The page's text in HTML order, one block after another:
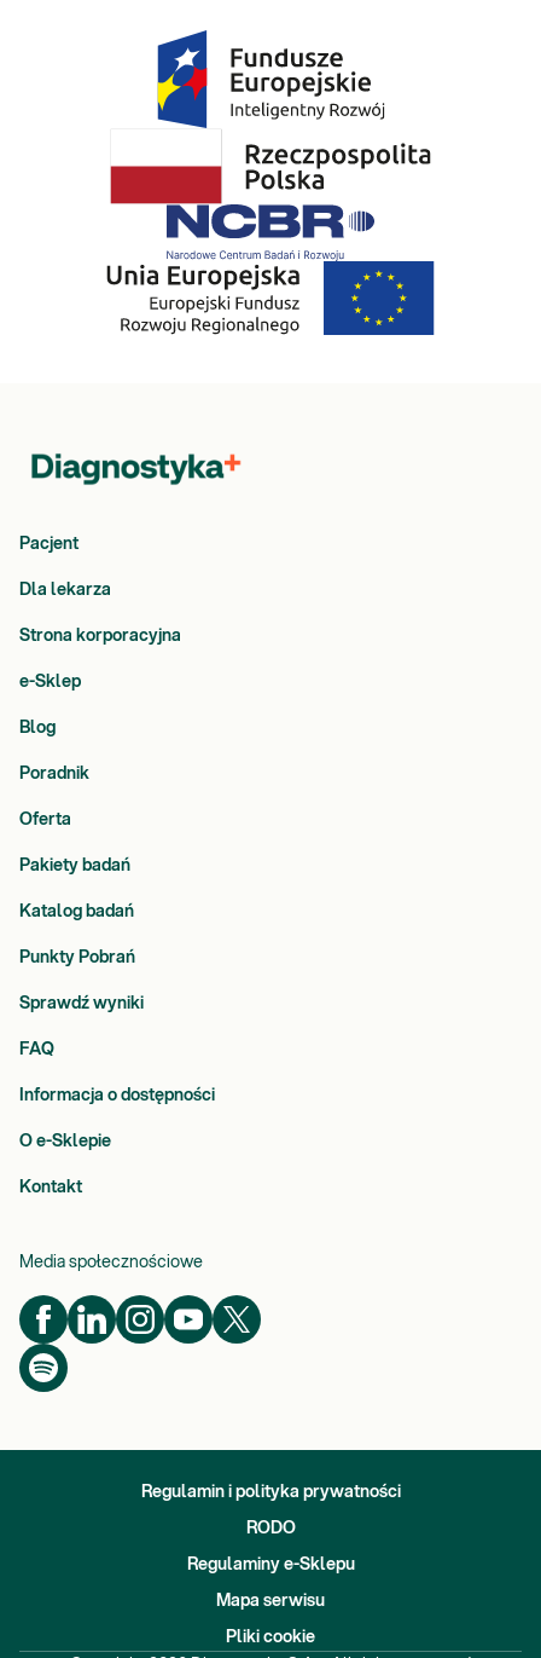
Pacjent
Dla lekarza
Strona korporacyjna
e-Sklep
Blog
Poradnik
Oferta
Pakiety badań
Katalog badań
Punkty Pobrań
Sprawdź wyniki
FAQ
Informacja o dostępności
O e-Sklepie
Kontakt
Media społecznościowe
Regulamin i polityka prywatności
RODO
Regulaminy e-Sklepu
Mapa serwisu
Pliki cookie